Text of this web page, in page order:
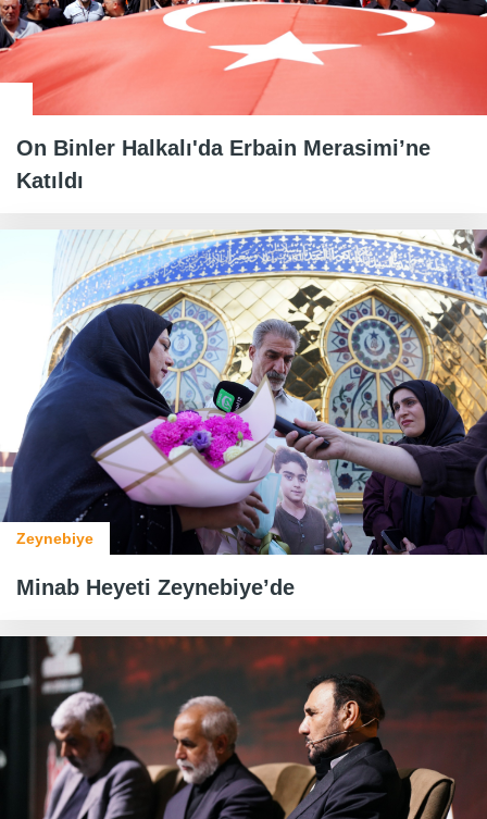
On Binler Halkalı'da Erbain Merasimi’ne
Katıldı
Zeynebiye
Minab Heyeti Zeynebiye’de